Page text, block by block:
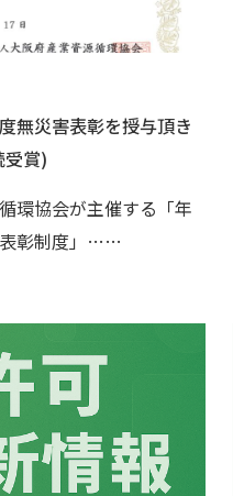
無災害表彰を授与頂き
受賞)
環協会が主催する「年
彰制度」……